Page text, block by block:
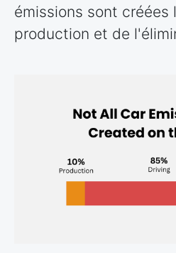
émissions sont créées
production et de